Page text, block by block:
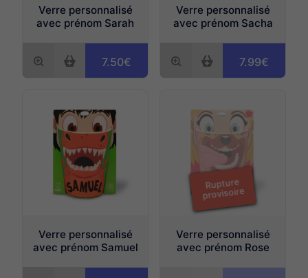
Verre personnalisé
avec prénom Sarah
7.50€
Verre personnalisé
avec prénom Sacha
7.99€
Verre personnalisé
avec prénom Samuel
Verre personnalisé
avec prénom Rose
Rupture
provisoire